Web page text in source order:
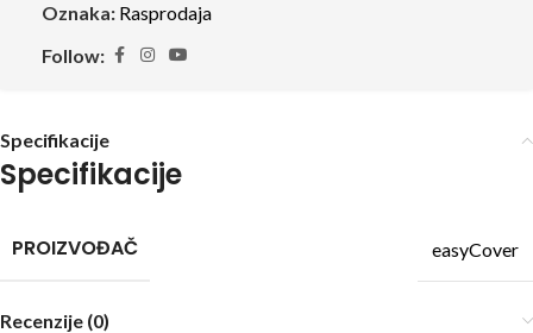
Oznaka: Rasprodaja
Follow:
Specifikacije
Specifikacije
PROIZVOĐAČ easyCover
Recenzije (0)